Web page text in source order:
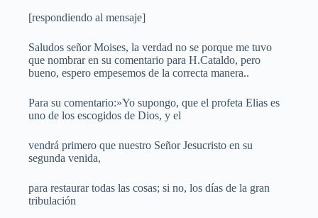
[respondiendo al mensaje]
Saludos señor Moises, la verdad no se porque me tuvo
que nombrar en su comentario para H.Cataldo, pero
bueno, espero empesemos de la correcta manera..
Para su comentario:»Yo supongo, que el profeta Elias es
uno de los escogidos de Dios, y el
vendrá primero que nuestro Señor Jesucristo en su
segunda venida,
para restaurar todas las cosas; si no, los días de la gran
tribulación